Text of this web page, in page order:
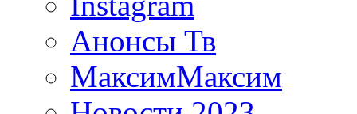
Анонсы Тв
МаксимМаксим